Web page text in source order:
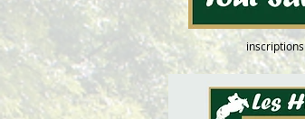
inscriptions